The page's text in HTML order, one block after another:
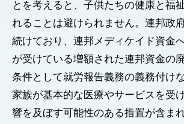
とを考えると、子供たちの健康と福
れることは避けられません。連邦政
続けており、連邦メディケイド資金
が受けている増額された連邦資金の
条件として就労報告義務の義務付け
家族が基本的な医療やサービスを受
響を及ぼす可能性のある措置が含ま